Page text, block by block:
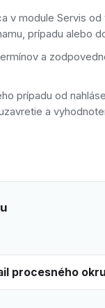
v module Servis
prípadu alebo
a
prípadu od
a
procesného